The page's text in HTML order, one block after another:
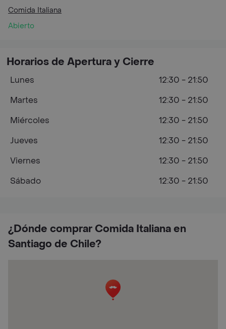
Comida Italiana
Abierto
¿Dónde comprar Comida Italiana en
Santiago de Chile?
Horarios de Apertura y Cierre
Lunes
12:30 - 21:50
Martes
12:30 - 21:50
Miércoles
12:30 - 21:50
Jueves
12:30 - 21:50
Viernes
12:30 - 21:50
Sábado
12:30 - 21:50